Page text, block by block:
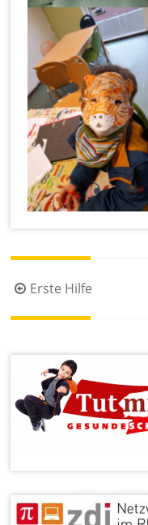
Beitragsnavigation
Erste Hilfe